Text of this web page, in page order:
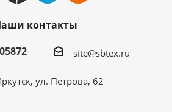
контакты
site@sbtex.ru
ул. Петрова, 62